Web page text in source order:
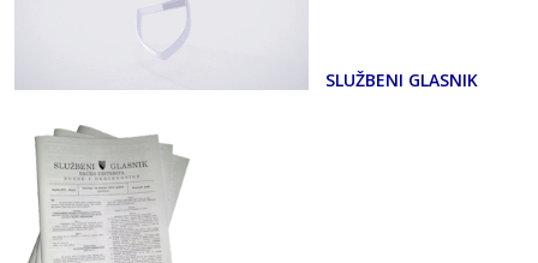
SLUŽBENI GLASNIK